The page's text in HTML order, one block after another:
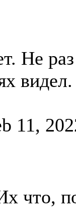
Не
видел.
11,
что,